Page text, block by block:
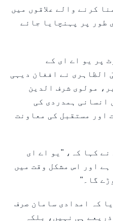
کرنے والے علاقوں میں
طور پر پہنچایا جائے
پر یو اے ای کے
الظاہری نے افغان دیہی
مولوی شرف الدین
انسانی ہمدردی کی
اور مستقبل کی معاونت
کہا کہ، "یو اے ای
اور اس مشکل وقت میں
گا۔"
کہ امدادی سامان صرف
ہی نہیں، بلکہ